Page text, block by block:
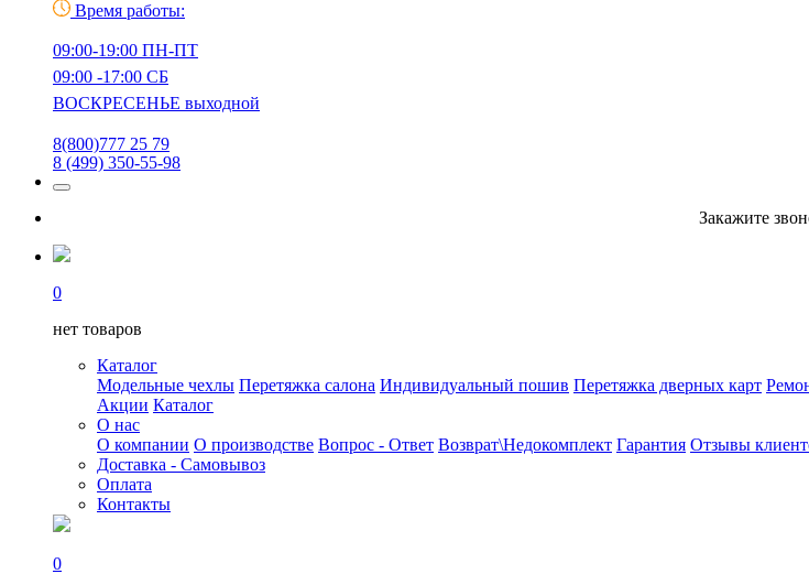
Время работы:
09:00-19:00 ПН-ПТ
09:00 -17:00 СБ
ВОСКРЕСЕНЬЕ выходной
8(800)777 25 79
8 (499) 350-55-98
Закажите
0
нет товаров
Каталог
Модельные чехлы Перетяжка салона Индивидуальный пошив Перетяжка дверных карт
Акции Каталог
О нас
О компании О производстве Вопрос - Ответ Возврат\Недокомплект Гарантия Отзывы
Доставка - Самовывоз
Оплата
Контакты
0